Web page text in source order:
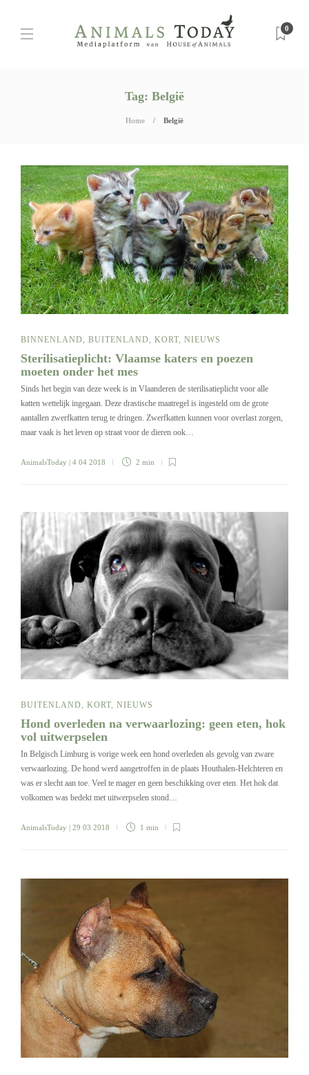
0
Tag: België
Home België
BINNENLAND BUITENLAND KORT NIEUWS
Sterilisatieplicht: Vlaamse katers en poezen
moeten onder het mes
Sinds het begin van deze week is in Vlaanderen de sterilisatieplicht voor alle
katten wettelijk ingegaan. Deze drastische maatregel is ingesteld om de grote
aantallen zwerfkatten terug te dringen. Zwerfkatten kunnen voor overlast zorgen,
maar vaak is het leven op straat voor de dieren ook…
AnimalsToday | 4 04 2018 2 min
BUITENLAND, KORT, NIEUWS
Hond overleden na verwaarlozing: geen eten, hok
vol uitwerpselen
In Belgisch Limburg is vorige week een hond overleden als gevolg van zware
verwaarlozing. De hond werd aangetroffen in de plaats Houthalen-Helchteren en
was er slecht aan toe. Veel te mager en geen beschikking over eten. Het hok dat
volkomen was bedekt met uitwerpselen stond…
AnimalsToday | 29 03 2018 1 min